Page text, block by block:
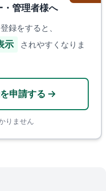
・管理者様へ
録をすると、
示
されやすくなりま
申請する
りません